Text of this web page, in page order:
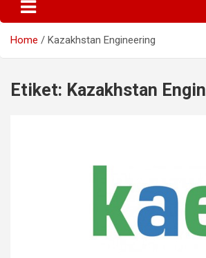
Home Kazakhstan Engineering
Etiket: Kazakhstan